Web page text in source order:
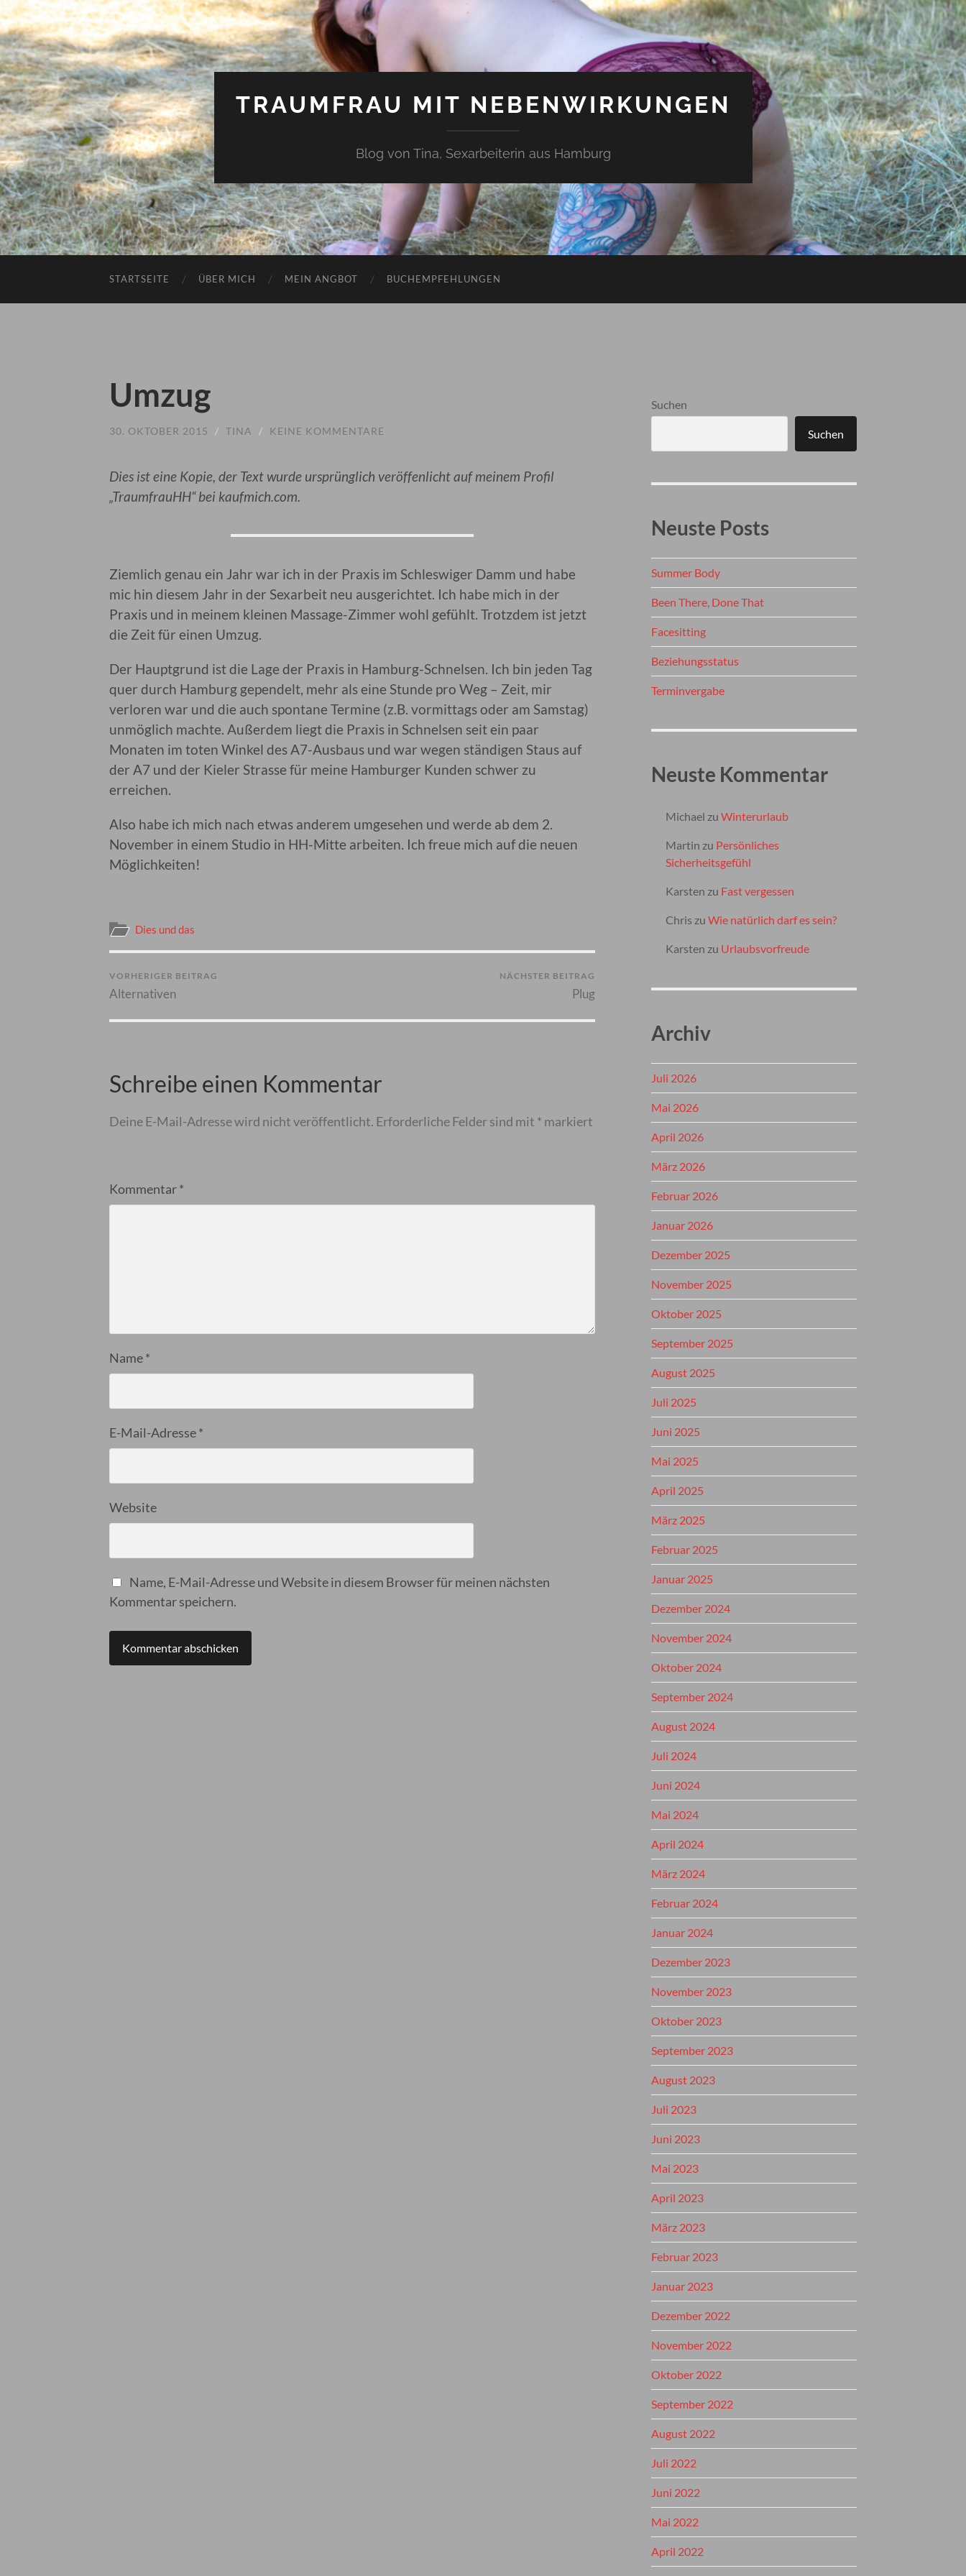
TRAUMFRAU MIT NEBENWIRKUNGEN
Blog von Tina, Sexarbeiterin aus Hamburg
STARTSEITE ÜBER MICH MEIN ANGBOT BUCHEMPFEHLUNGEN
Umzug
30. OKTOBER 2015 / TINA / KEINE KOMMENTARE
Dies ist eine Kopie, der Text wurde ursprünglich veröffenlicht auf meinem Profil
„TraumfrauHH“ bei kaufmich.com.
Ziemlich genau ein Jahr war ich in der Praxis im Schleswiger Damm und habe
mic hin diesem Jahr in der Sexarbeit neu ausgerichtet. Ich habe mich in der
Praxis und in meinem kleinen Massage-Zimmer wohl gefühlt. Trotzdem ist jetzt
die Zeit für einen Umzug.
Der Hauptgrund ist die Lage der Praxis in Hamburg-Schnelsen. Ich bin jeden Tag
quer durch Hamburg gependelt, mehr als eine Stunde pro Weg – Zeit, mir
verloren war und die auch spontane Termine (z.B. vormittags oder am Samstag)
unmöglich machte. Außerdem liegt die Praxis in Schnelsen seit ein paar
Monaten im toten Winkel des A7-Ausbaus und war wegen ständigen Staus auf
der A7 und der Kieler Strasse für meine Hamburger Kunden schwer zu
erreichen.
Also habe ich mich nach etwas anderem umgesehen und werde ab dem 2.
November in einem Studio in HH-Mitte arbeiten. Ich freue mich auf die neuen
Möglichkeiten!
Dies und das
VORHERIGER BEITRAG
Alternativen
NÄCHSTER BEITRAG
Plug
Schreibe einen Kommentar
Deine E-Mail-Adresse wird nicht veröffentlicht. Erforderliche Felder sind mit * markiert
Kommentar*
Name*
E-Mail-Adresse*
Website
Name, E-Mail-Adresse und Website in diesem Browser für meinen nächsten
Kommentar speichern.
Suchen
Suchen
Neuste Posts
Summer Body
Been There, Done That
Facesitting
Beziehungsstatus
Terminvergabe
Neuste Kommentar
Michael zu Winterurlaub
Martin zu Persönliches
Sicherheitsgefühl
Karsten zu Fast vergessen
Chris zu Wie natürlich darf es sein?
Karsten zu Urlaubsvorfreude
Archiv
Juli 2026
Mai 2026
April 2026
März 2026
Februar 2026
Januar 2026
Dezember 2025
November 2025
Oktober 2025
September 2025
August 2025
Juli 2025
Juni 2025
Mai 2025
April 2025
März 2025
Februar 2025
Januar 2025
Dezember 2024
November 2024
Oktober 2024
September 2024
August 2024
Juli 2024
Juni 2024
Mai 2024
April 2024
März 2024
Februar 2024
Januar 2024
Dezember 2023
November 2023
Oktober 2023
September 2023
August 2023
Juli 2023
Juni 2023
Mai 2023
April 2023
März 2023
Februar 2023
Januar 2023
Dezember 2022
November 2022
Oktober 2022
September 2022
August 2022
Juli 2022
Juni 2022
Mai 2022
April 2022